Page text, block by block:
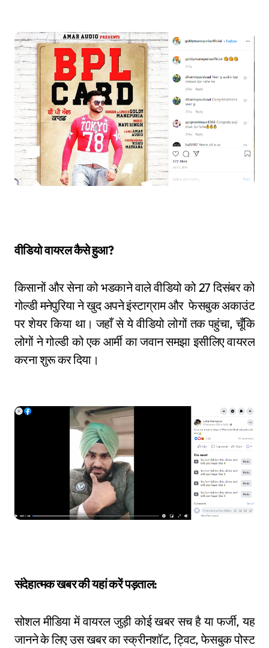
वीडियो वायरल कैसे हुआ?
किसानों और सेना को भडकाने वाले वीडियो को 27 दिसंबर को
गोल्डी मनेपुरिया ने खुद अपने इंस्टाग्राम और फेसबुक अकाउंट
पर शेयर किया था। जहाँ से ये वीडियो लोगों तक पहुंचा, चूँकि
लोगों ने गोल्डी को एक आर्मी का जवान समझा इसीलिए वायरल
करना शुरू कर दिया।
संदेहात्मक खबर की यहां करें पड़ताल:
सोशल मीडिया में वायरल जुड़ी कोई खबर सच है या फर्जी, यह
जानने के लिए उस खबर का स्क्रीनशॉट, ट्विट, फेसबुक पोस्ट